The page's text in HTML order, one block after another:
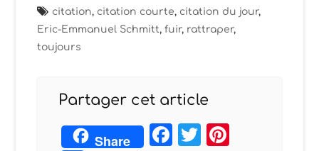
citation, citation courte, citation du jour,
Eric-Emmanuel Schmitt,fuir, rattraper,
toujours
Partager cet article
Share Facebook
Twitter